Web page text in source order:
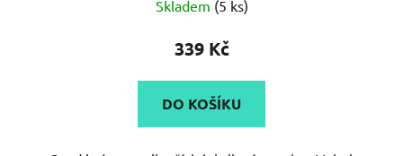
Skladem (5 ks)
339 Kč
DO KOŠÍKU